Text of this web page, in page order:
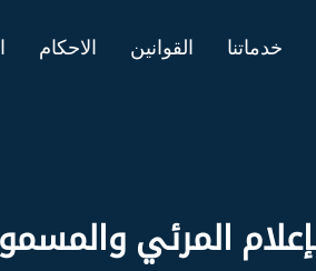
خدماتنا القوانين الاحكام